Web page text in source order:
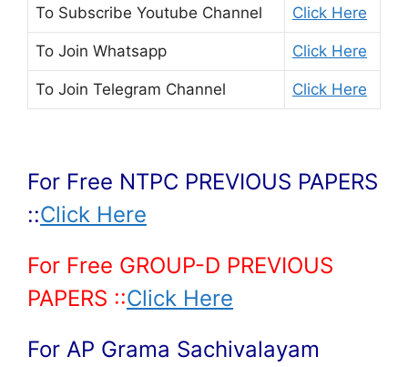
To Subscribe Youtube Channel Click Here
To Join Whatsapp Click Here
To Join Telegram Channel Click Here
For Free NTPC PREVIOUS PAPERS
::Click Here
For Free GROUP-D PREVIOUS
PAPERS ::Click Here
For AP Grama Sachivalayam